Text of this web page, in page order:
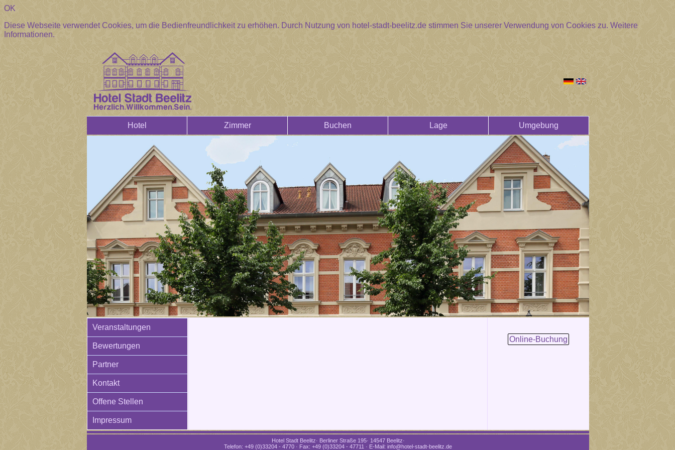
OK
Diese Webseite verwendet Cookies, um die Bedienfreundlichkeit zu erhöhen. Durch Nutzung von hotel-stadt-beelitz.de stimmen Sie unserer Verwendung von Cookies zu.Weitere
Informationen.
Hotel Zimmer Buchen Lage Umgebung
Veranstaltungen
Bewertungen
Partner
Kontakt
Offene Stellen
Impressum
Online-Buchung
Hotel Stadt Beelitz· Berliner Straße 195· 14547 Beelitz·
Telefon: +49 (0)33204 - 4770 · Fax: +49 (0)33204 - 47711 · E-Mail: info@hotel-stadt-beelitz.de